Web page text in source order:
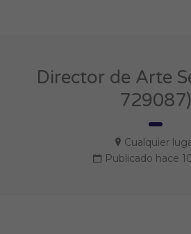
Director de Arte
729087)
Cualquier
Publicado hace